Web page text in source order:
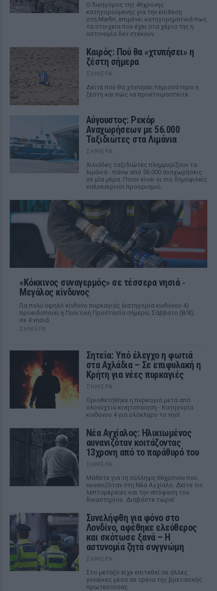
Ο δικηγόρος της 46χρονης
κατηγορούμενης για την επίθεση
στη Marfin, επιμένει κατηγορηματικά πως
τα στοιχεία που έχει στα χέρια της η
αστυνομία δεν στέκουν.
Καιρός: Πού θα «χτυπήσει» η
ζέστη σήμερα
ΣΉΜΕΡΑ
Δείτε πού θα χτυπήσει περισσότερο η
ζέστη και πώς να προετοιμαστείτε
Αύγουστος: Ρεκόρ
Αναχωρήσεων με 56.000
Ταξιδιώτες στα Λιμάνια
ΣΉΜΕΡΑ
Χιλιάδες ταξιδιώτες πλημμυρίζουν τα
λιμάνια - πάνω από 56.000 αναχωρήσεις
σε μία μέρα. Ποιοι είναι οι πιο δημοφιλείς
καλοκαιρινοί προορισμοί;
«Κόκκινος συναγερμός» σε τέσσερα νησιά ‑
Μεγάλος κίνδυνος
Για πολύ υψηλό κίνδυνο πυρκαγιάς (κατηγορία κινδύνου 4)
προειδοποιεί η Πολιτική Προστασία σήμερα, Σάββατο (8/8),
σε 4 νησιά.
ΣΉΜΕΡΑ
Σητεία: Υπό έλεγχο η φωτιά
στα Αχλάδια – Σε επιφυλακή η
Κρήτη για νέες πυρκαγιές
ΣΉΜΕΡΑ
Οριοθετήθηκε η πυρκαγιά μετά από
ολονύχτια κινητοποίηση - Κατηγορία
κινδύνου 4 για ολόκληρο το νησί
Νέα Αγχίαλος: Ηλικιωμένος
αυνανιζόταν κοιτάζοντας
13χρονη από το παράθυρό του
ΣΉΜΕΡΑ
Μάθετε για τη σύλληψη 66χρονου που
αυνανιζόταν στη Νέα Αγχίαλο. Δείτε τις
λεπτομέρειες και την απόφαση του
δικαστηρίου. Διαβάστε τώρα!
Συνελήφθη για φόνο στο
Λονδίνο, αφέθηκε ελεύθερος
και σκότωσε ξανά – Η
αστυνομία ζητά συγγνώμη
ΣΉΜΕΡΑ
Στο μεταξύ είχε επιτεθεί σε άλλες
γυναίκες μέσα σε τρένα της βρετανικής
πρωτεύουσας